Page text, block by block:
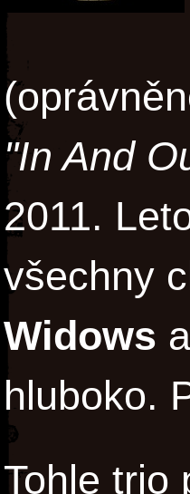
"In And
2011.
všechny
Widows
hluboko.
Tohle trio